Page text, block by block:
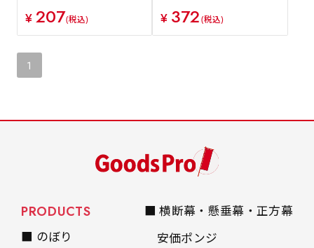
¥ 207(税込)
¥ 372(税込)
1
PRODUCTS
■ のぼり
■ 横断幕・懸垂幕・正方幕
安価ポンジ